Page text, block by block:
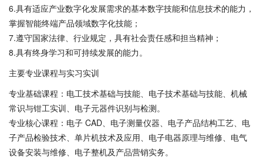
6.具有适应产业数字化发展需求的基本数字技能和信息技术的能力，
掌握智能终端产品领域数字化技能；
7.遵守国家法律、行业规定，具有社会责任感和担当精神；
8.具有终身学习和可持续发展的能力。
主要专业课程与实习实训
专业基础课程：电工技术基础与技能、电子技术基础与技能、机械
常识与钳工实训、电子元器件识别与检测。
专业核心课程：电子 CAD、电子测量仪器、电子产品结构工艺、电
子产品检验技术、单片机技术及应用、电子电器原理与维修、电气
设备安装与维修、电子整机及产品营销实务。